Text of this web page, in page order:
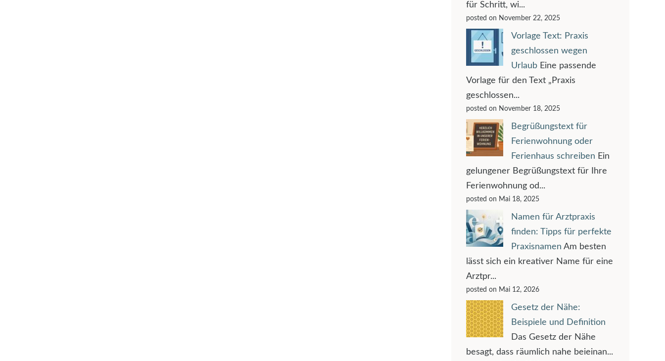
für Schritt, wi...
posted on November 22, 2025
Vorlage Text: Praxis
geschlossen wegen
Urlaub Eine passende
Vorlage für den Text „Praxis
geschlossen...
posted on November 18, 2025
Begrüßungstext für
Ferienwohnung oder
Ferienhaus schreiben Ein
gelungener Begrüßungstext für Ihre
Ferienwohnung od...
posted on Mai 18, 2025
Namen für Arztpraxis
finden: Tipps für perfekte
Praxisnamen Am besten
lässt sich ein kreativer Name für eine
Arztpr...
posted on Mai 12, 2026
Gesetz der Nähe:
Beispiele und Definition
Das Gesetz der Nähe
besagt, dass räumlich nahe beieinan...